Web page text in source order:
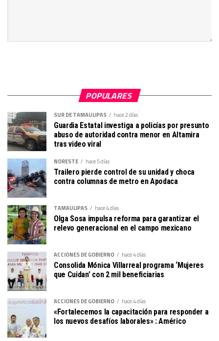
POPULARES
SUR DE TAMAULIPAS hace 2 días
Guardia Estatal investiga a policías por presunto
abuso de autoridad contra menor en Altamira
tras video viral
NORESTE hace 5 días
Trailero pierde control de su unidad y choca
contra columnas de metro en Apodaca
TAMAULIPAS hace 4 días
Olga Sosa impulsa reforma para garantizar el
relevo generacional en el campo mexicano
ACCIONES DE GOBIERNO hace 4 días
Consolida Mónica Villarreal programa ‘Mujeres
que Cuidan’ con 2 mil beneficiarias
ACCIONES DE GOBIERNO hace 4 días
«Fortalecemos la capacitación para responder a
los nuevos desafíos laborales» : Américo